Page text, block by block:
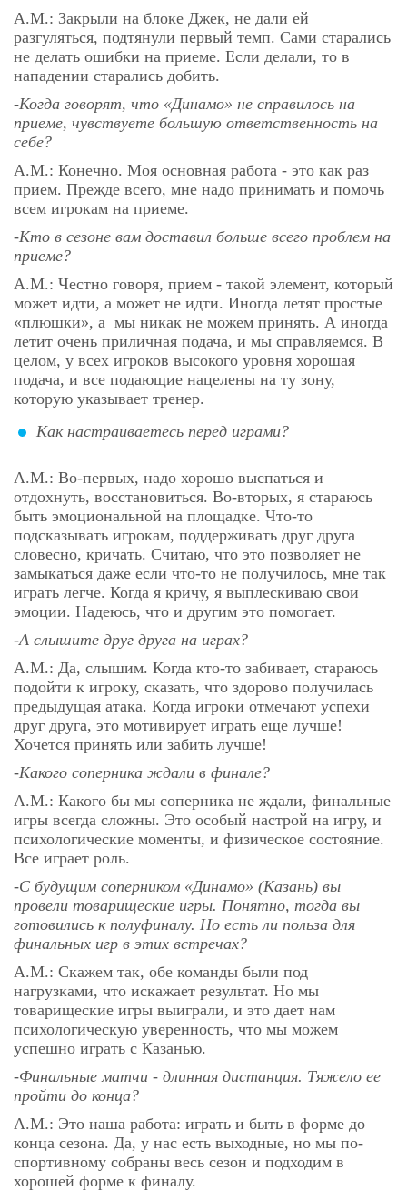
А.М.: Закрыли на блоке Джек, не дали ей
разгуляться, подтянули первый темп. Сами старались
не делать ошибки на приеме. Если делали, то в
нападении старались добить.
-Когда говорят, что «Динамо» не справилось на
приеме, чувствуете большую ответственность на
себе?
А.М.: Конечно. Моя основная работа - это как раз
прием. Прежде всего, мне надо принимать и помочь
всем игрокам на приеме.
-Кто в сезоне вам доставил больше всего проблем на
приеме?
А.М.: Честно говоря, прием - такой элемент, который
может идти, а может не идти. Иногда летят простые
«плюшки», а мы никак не можем принять. А иногда
летит очень приличная подача, и мы справляемся. В
целом, у всех игроков высокого уровня хорошая
подача, и все подающие нацелены на ту зону,
которую указывает тренер.
Как настраиваетесь перед играми?
А.М.: Во-первых, надо хорошо выспаться и
отдохнуть, восстановиться. Во-вторых, я стараюсь
быть эмоциональной на площадке. Что-то
подсказывать игрокам, поддерживать друг друга
словесно, кричать. Считаю, что это позволяет не
замыкаться даже если что-то не получилось, мне так
играть легче. Когда я кричу, я выплескиваю свои
эмоции. Надеюсь, что и другим это помогает.
-А слышите друг друга на играх?
А.М.: Да, слышим. Когда кто-то забивает, стараюсь
подойти к игроку, сказать, что здорово получилась
предыдущая атака. Когда игроки отмечают успехи
друг друга, это мотивирует играть еще лучше!
Хочется принять или забить лучше!
-Какого соперника ждали в финале?
А.М.: Какого бы мы соперника не ждали, финальные
игры всегда сложны. Это особый настрой на игру, и
психологические моменты, и физическое состояние.
Все играет роль.
-С будущим соперником «Динамо» (Казань) вы
провели товарищеские игры. Понятно, тогда вы
готовились к полуфиналу. Но есть ли польза для
финальных игр в этих встречах?
А.М.: Скажем так, обе команды были под
нагрузками, что искажает результат. Но мы
товарищеские игры выиграли, и это дает нам
психологическую уверенность, что мы можем
успешно играть с Казанью.
-Финальные матчи - длинная дистанция. Тяжело ее
пройти до конца?
А.М.: Это наша работа: играть и быть в форме до
конца сезона. Да, у нас есть выходные, но мы по-
спортивному собраны весь сезон и подходим в
хорошей форме к финалу.